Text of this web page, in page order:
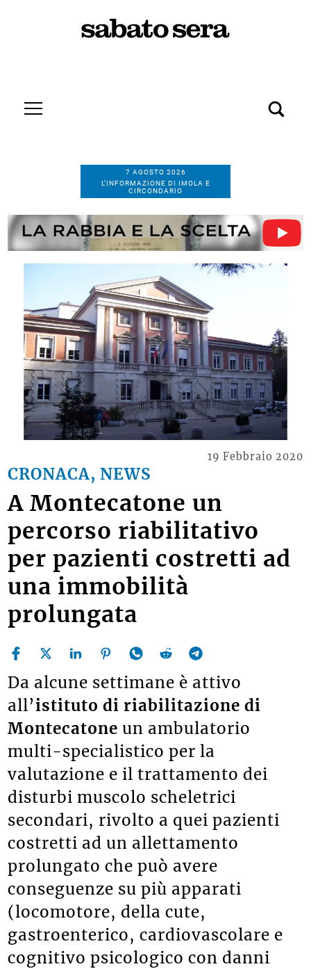
7 AGOSTO 2026
L’INFORMAZIONE DI IMOLA E
CIRCONDARIO
CRONACA, NEWS
19 Febbraio 2020
A Montecatone un
percorso riabilitativo
per pazienti costretti ad
una immobilità
prolungata
Da alcune settimane è attivo
all’istituto di riabilitazione di
Montecatoneun ambulatorio
multi-specialistico per la
valutazione e il trattamento dei
disturbi muscolo scheletrici
secondari, rivolto a quei pazienti
costretti ad un allettamento
prolungato che può avere
conseguenze su più apparati
(locomotore, della cute,
gastroenterico, cardiovascolare e
cognitivo psicologico con danni